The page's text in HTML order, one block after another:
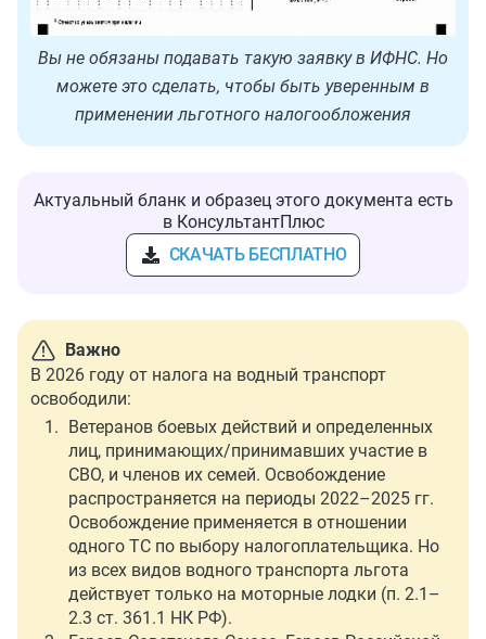
Вы не обязаны подавать такую заявку в ИФНС. Но
можете это сделать, чтобы быть уверенным в
применении льготного налогообложения
Актуальный бланк и образец этого документа есть
в КонсультантПлюс
СКАЧАТЬ БЕСПЛАТНО
Важно
В 2026 году от налога на водный транспорт
освободили:
Ветеранов боевых действий и определенных
лиц, принимающих/принимавших участие в
СВО, и членов их семей. Освобождение
распространяется на периоды 2022–2025 гг.
Освобождение применяется в отношении
одного ТС по выбору налогоплательщика. Но
из всех видов водного транспорта льгота
действует только на моторные лодки (п. 2.1–
2.3 ст. 361.1 НК РФ).